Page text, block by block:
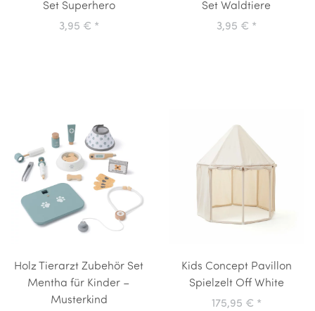
Set Superhero
3,95 € *
Set Waldtiere
3,95 € *
Holz Tierarzt Zubehör Set
Mentha für Kinder –
Musterkind
Kids Concept Pavillon
Spielzelt Off White
175,95 € *